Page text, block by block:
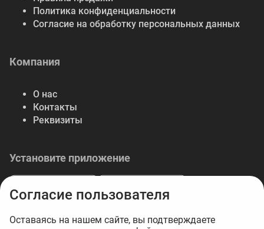
Политика конфиденциальности
Согласие на обработку персональных данных
Компания
О нас
Контакты
Реквизиты
Установите приложение
Согласие пользователя
Оставаясь на нашем сайте, вы подтверждаете